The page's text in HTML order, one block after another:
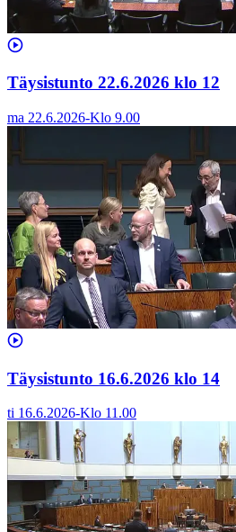
Täysistunto 22.6.2026 klo 12
ma 22.6.2026-Klo 9.00
Täysistunto 16.6.2026 klo 14
ti 16.6.2026-Klo 11.00